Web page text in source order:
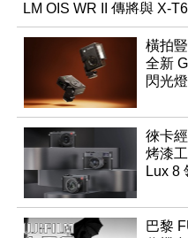
LM OIS WR II 傳將與 X-T6
同步亮相
橫拍
全新
閃光燈
徠卡
烤漆
Lux 8
巴黎